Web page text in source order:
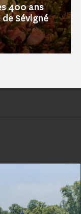
400 ans
Sévigné